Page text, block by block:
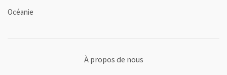
Océanie
À propos de nous